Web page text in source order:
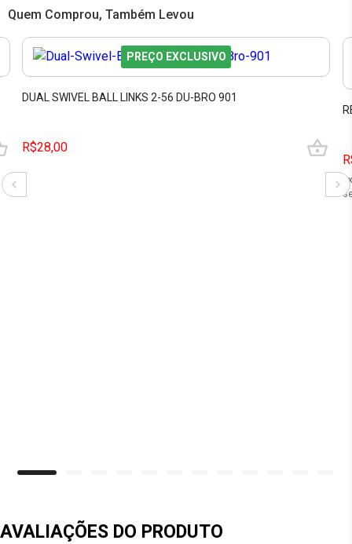
Quem Comprou, Também Levou
PREÇO EXCLUSIVO
DUAL SWIVEL BALL LINKS 2-56 DU-BRO 901
R$28,00
2
AVALIAÇÕES DO PRODUTO